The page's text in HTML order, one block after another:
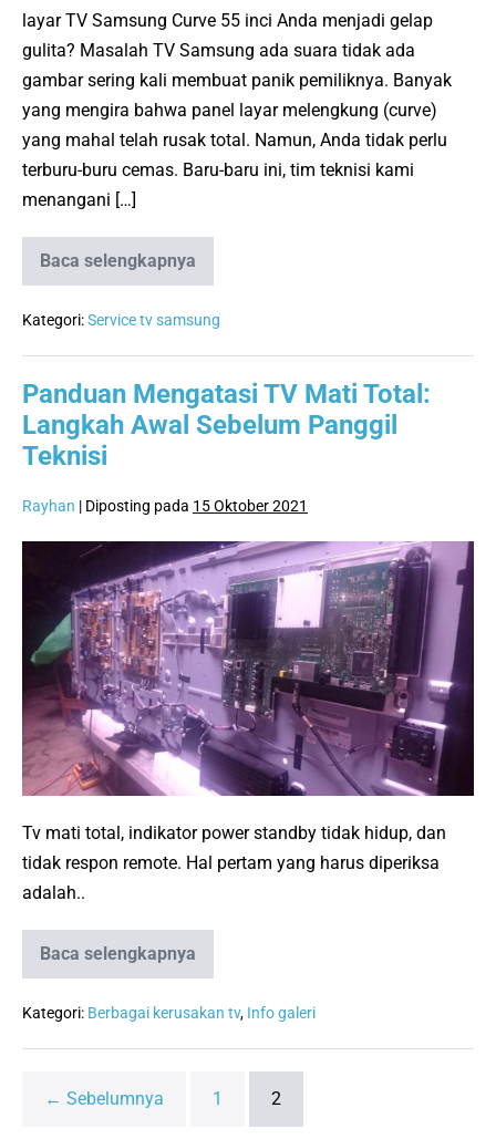
Ganti
Backlight
layar TV Samsung Curve 55 inci Anda menjadi gelap
gulita? Masalah TV Samsung ada suara tidak ada
gambar sering kali membuat panik pemiliknya. Banyak
yang mengira bahwa panel layar melengkung (curve)
yang mahal telah rusak total. Namun, Anda tidak perlu
terburu-buru cemas. Baru-baru ini, tim teknisi kami
menangani […]
Baca selengkapnya
TV
Samsung
55
Ada
Tidak
Ada
Gambar:
Kategori:Service tv samsung
Panduan Mengatasi TV Mati Total:
Langkah Awal Sebelum Panggil
Teknisi
Rayhan | Diposting pada 15 Oktober 2021
Panduan
Mengatasi
Mati
Langkah
Awal
Sebelum
Panggil
Teknisi
Tv mati total, indikator power standby tidak hidup, dan
tidak respon remote. Hal pertam yang harus diperiksa
adalah..
Baca selengkapnya
Panduan
Mengatasi
Mati
Langkah
Panggil
Kategori: Berbagai kerusakan tv, Info galeri
← Sebelumnya 1 2